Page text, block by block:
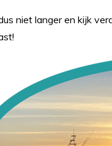
niet langer en kijk